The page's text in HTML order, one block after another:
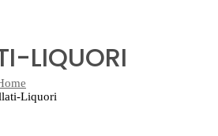
LIQUORI
Liquori